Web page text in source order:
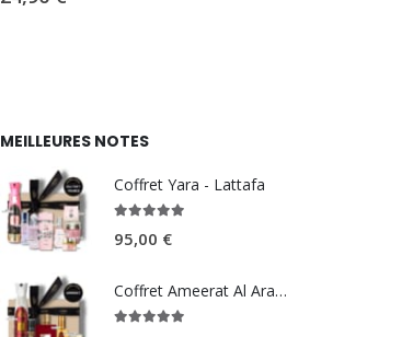
MEILLEURES NOTES
Coffret Yara - Lattafa
95,00 €
Coffret Ameerat Al Arab - Asdaaf